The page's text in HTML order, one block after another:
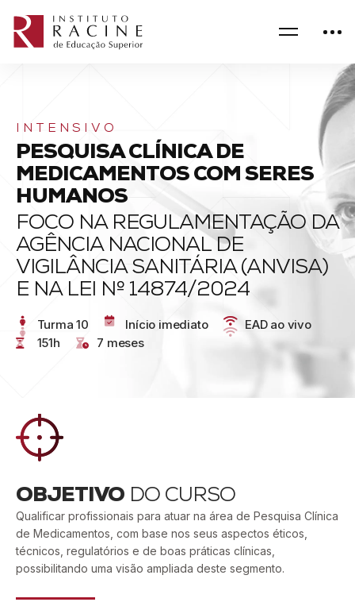
INTENSIVO
PESQUISA CLÍNICA DE
MEDICAMENTOS COM SERES
HUMANOS
FOCO NA REGULAMENTAÇÃO DA
AGÊNCIA NACIONAL DE
VIGILÂNCIA SANITÁRIA (ANVISA)
E NA LEI Nº 14874/2024
Turma 10 Início imediato
EAD ao vivo
151h
7 meses
OBJETIVO DO CURSO
Qualificar profissionais para atuar na área de Pesquisa Clínica
de Medicamentos, com base nos seus aspectos éticos,
técnicos, regulatórios e de boas práticas clínicas,
possibilitando uma visão ampliada deste segmento.